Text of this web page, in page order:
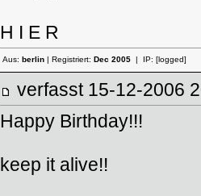
H I E R
Aus: berlin| Registriert: Dec 2005| IP: [logged]
verfasst 15-12-
Happy Birthday!!!
keep it alive!!